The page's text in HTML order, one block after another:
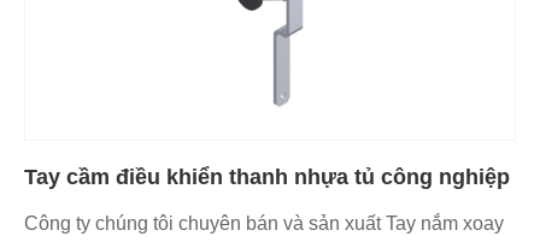
Tay cầm điều khiển thanh nhựa tủ công nghiệp
Công ty chúng tôi chuyên bán và sản xuất Tay nắm xoay